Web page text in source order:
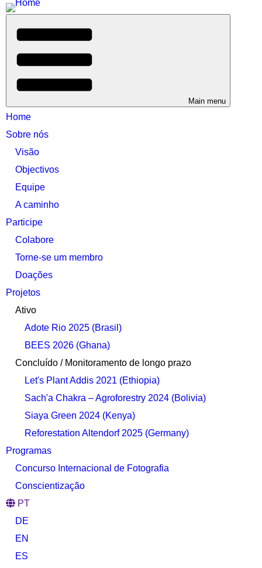
Main menu
Home
Sobre nós
Visão
Objectivos
Equipe
A caminho
Participe
Colabore
Torne-se um membro
Doações
Projetos
Ativo
Adote Rio 2025 (Brasil)
BEES 2026 (Ghana)
Concluído / Monitoramento de longo prazo
Let's Plant Addis 2021 (Ethiopia)
Sach'a Chakra – Agroforestry 2024 (Bolivia)
Siaya Green 2024 (Kenya)
Reforestation Altendorf 2025 (Germany)
Programas
Concurso Internacional de Fotografia
Conscientização
PT
DE
EN
ES